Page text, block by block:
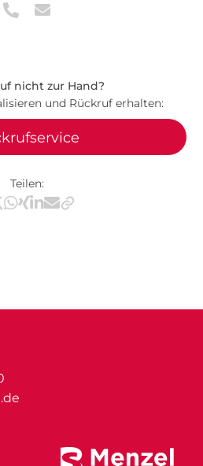
nicht zur Hand?
und Rückruf erhalten:
Teilen:
via Facebook
via X / Twitter
Teilen via WhatsApp
Teilen via Xing
Teilen via LinkedIn
Teilen via E-Mail